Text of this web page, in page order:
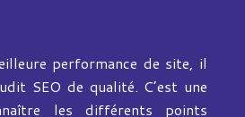
performance de site, il
SEO de qualité. C’est une
les différents points